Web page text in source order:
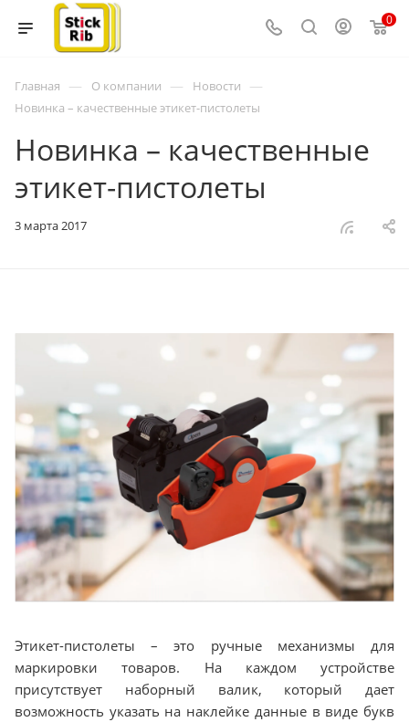
0
Главная — О компании — Новости —
Новинка – качественные этикет-пистолеты
Новинка – качественные
этикет-пистолеты
3 марта 2017
Этикет-пистолеты – это ручные механизмы для
маркировки товаров. На каждом устройстве
присутствует наборный валик, который дает
возможность указать на наклейке данные в виде букв